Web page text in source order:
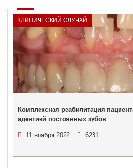
КЛИНИЧЕСКИЙ СЛУЧАЙ
Комплексная реабилитация
адентией постоянных зубов
11 ноября 2022 6231